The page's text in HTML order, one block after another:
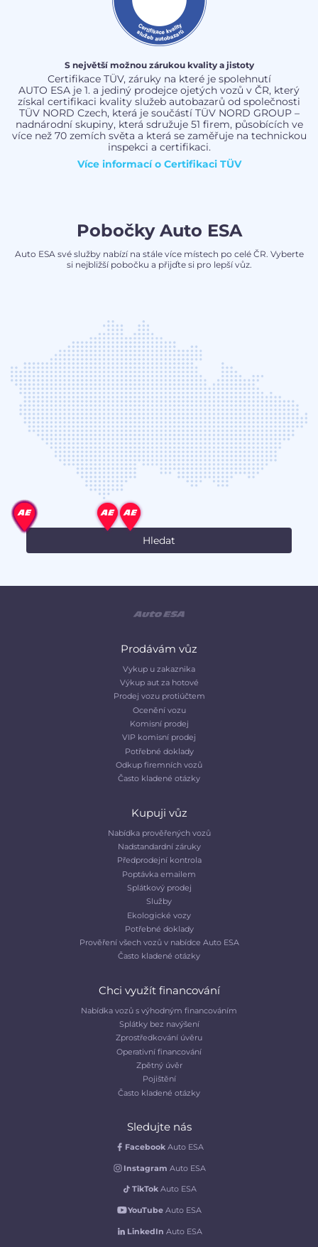
S největší možnou zárukou kvality a jistoty
Certifikace TÜV, záruky na které je spolehnutí
AUTO ESA je 1. a jediný prodejce ojetých vozů v ČR, který
získal certifikaci kvality služeb autobazarů od společnosti
TÜV NORD Czech, která je součástí TÜV NORD GROUP –
nadnárodní skupiny, která sdružuje 51 firem, působících ve
více než 70 zemích světa a která se zaměřuje na technickou
inspekci a certifikaci.
Více informací o Certifikaci TÜV
Pobočky Auto ESA
Auto ESA své služby nabízí na stále více místech po celé ČR. Vyberte
si nejbližší pobočku a přijďte si pro lepší vůz.
Prodávám vůz
Vykup u zakaznika
Výkup aut za hotové
Prodej vozu protiúčtem
Ocenění vozu
Komisní prodej
VIP komisní prodej
Potřebné doklady
Odkup firemních vozů
Často kladené otázky
Kupuji vůz
Nabídka prověřených vozů
Nadstandardní záruky
Předprodejní kontrola
Poptávka emailem
Splátkový prodej
Služby
Ekologické vozy
Potřebné doklady
Prověření všech vozů v nabídce Auto ESA
Často kladené otázky
Chci využít financování
Nabídka vozů s výhodným financováním
Splátky bez navýšení
Zprostředkování úvěru
Operativní financování
Zpětný úvěr
Pojištění
Často kladené otázky
Sledujte nás
Facebook Auto ESA
Instagram Auto ESA
TikTok Auto ESA
YouTubeAuto ESA
LinkedIn Auto ESA